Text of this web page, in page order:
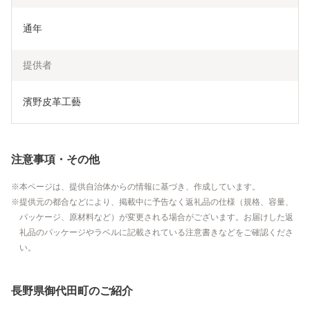
通年
提供者
濱野皮革工藝
注意事項・その他
本ページは、提供自治体からの情報に基づき、作成しています。
提供元の都合などにより、掲載中に予告なく返礼品の仕様（規格、容量、
パッケージ、原材料など）が変更される場合がございます。お届けした返
礼品のパッケージやラベルに記載されている注意書きなどをご確認くださ
い。
長野県御代田町のご紹介